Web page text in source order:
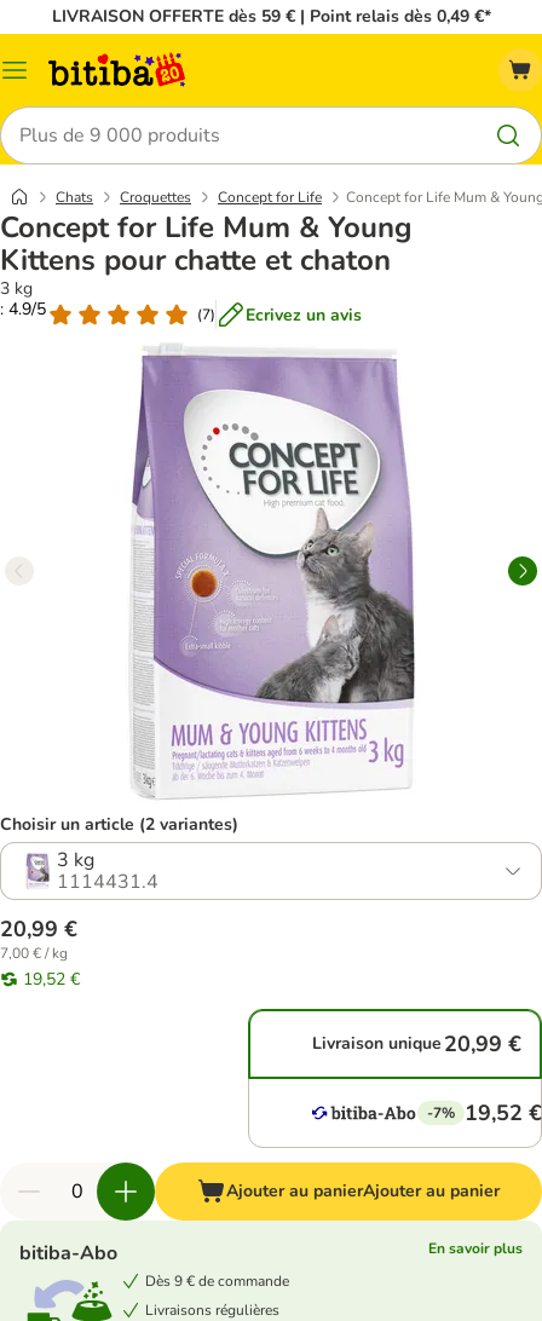
LIVRAISON OFFERTE dès 59 € | Point relais dès 0,49 €*
Menu
Rechercher
Chats Croquettes Concept for Life Concept for Life Mum &
Concept for Life Mum & Young
Kittens pour chatte et chaton
3 kg
: 4.9/5
(7) Ecrivez un avis
Choisir un article (2 variantes)
3 kg
1114431.4
20,99 €
7,00 € / kg
19,52 €
Livraison unique 20,99 €
-7% 19,52 €
Ajouter au panierAjouter au panier
bitiba-Abo
En savoir plus
Dès 9 € de commande
Livraisons régulières